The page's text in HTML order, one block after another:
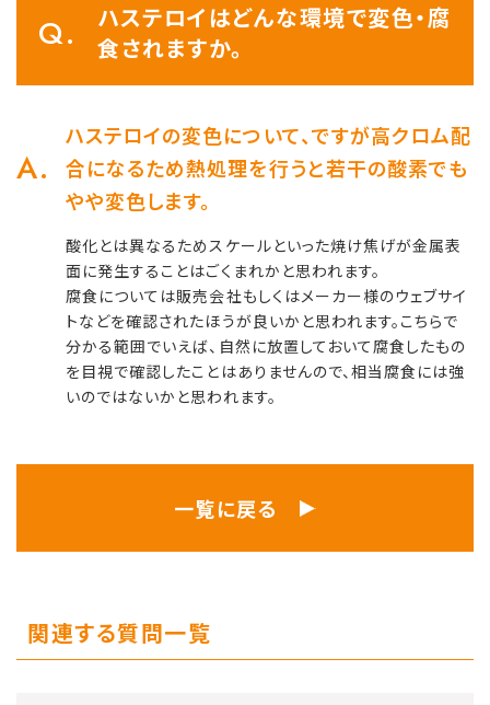
ハステロイはどんな環境で変色・腐
食されますか。
ハステロイの変色について、ですが高クロム配
合になるため熱処理を行うと若干の酸素でも
やや変色します。
酸化とは異なるためスケールといった焼け焦げが金属表
面に発生することはごくまれかと思われます。
腐食については販売会社もしくはメーカー様のウェブサイ
トなどを確認されたほうが良いかと思われます。こちらで
分かる範囲でいえば、自然に放置しておいて腐食したもの
を目視で確認したことはありませんので、相当腐食には強
いのではないかと思われます。
一覧に戻る
関連する質問一覧